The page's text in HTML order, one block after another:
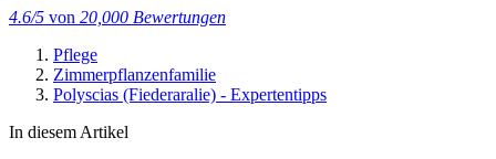
4.6/5 von 20,000 Bewertungen
Pflege
Zimmerpflanzenfamilie
Polyscias (Fiederaralie) - Expertentipps
In diesem Artikel